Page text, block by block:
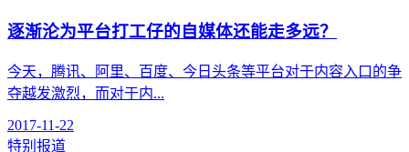
逐渐沦为平台打工仔的自媒体还能走多远？
今天，腾讯、阿里、百度、今日头条等平台对于内容入口的争
夺越发激烈，而对于内...
2017-11-22
特别报道